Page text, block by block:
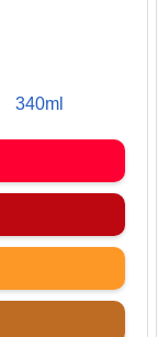
340ml